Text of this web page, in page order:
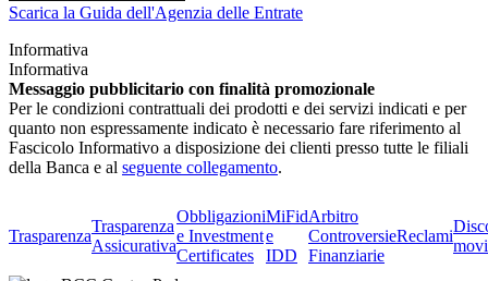
Scarica la Guida dell'Agenzia delle Entrate
Informativa
Informativa
Messaggio pubblicitario con finalità promozionale
Per le condizioni contrattuali dei prodotti e dei servizi indicati e per
quanto non espressamente indicato è necessario fare riferimento al
Fascicolo Informativo a disposizione dei clienti presso tutte le filiali
della Banca e al seguente collegamento.
Trasparenza
Trasparenza
Assicurativa
Obbligazioni
e Investment
Certificates
MiFid
e
IDD
Arbitro
Controversie
Finanziarie
Reclami